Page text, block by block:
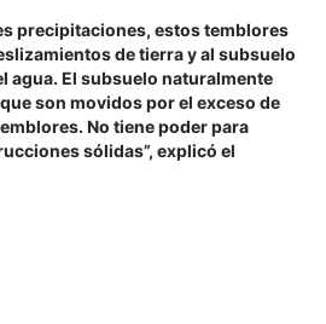
precipitaciones, estos temblores
de tierra y al subsuelo
agua. El subsuelo naturalmente
son movidos por el exceso de
No tiene poder para
sólidas”, explicó el